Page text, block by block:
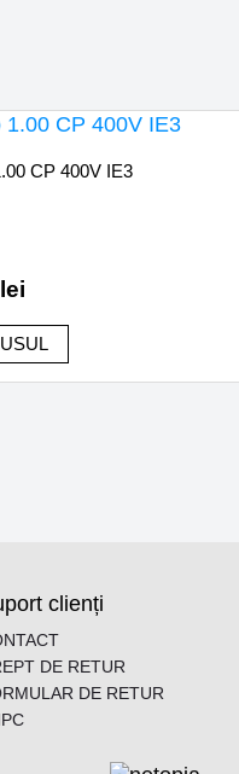
CP 400V IE3
lei
clienți
DE RETUR
DE RETUR